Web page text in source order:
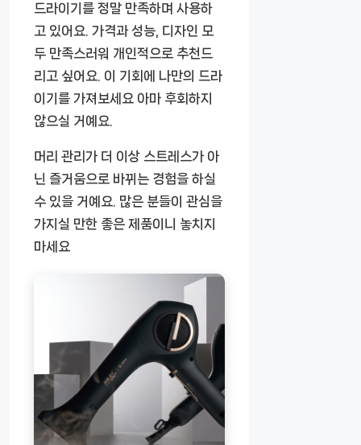
드라이기를 정말 만족하며 사용하
고 있어요. 가격과 성능, 디자인 모
두 만족스러워 개인적으로 추천드
리고 싶어요. 이 기회에 나만의 드라
이기를 가져보세요 아마 후회하지
않으실 거예요.
머리 관리가 더 이상 스트레스가 아
닌 즐거움으로 바뀌는 경험을 하실
수 있을 거예요. 많은 분들이 관심을
가지실 만한 좋은 제품이니 놓치지
마세요